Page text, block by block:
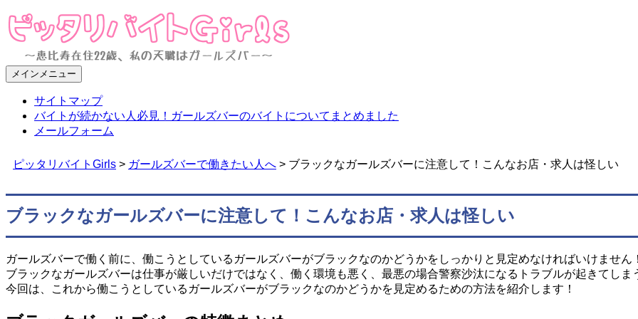
ピッタリバイトGirls
～恵比寿在住22歳、私の天職はガールズバー～
メインメニュー
サイトマップ
バイトが続かない人必見！ガールズバーのバイトについてまとめました
メールフォーム
ピッタリバイトGirls > ガールズバーで働きたい人へ > ブラックなガールズバーに注意して！こんなお店・求人は怪しい
ブラックなガールズバーに注意して！こんなお店・求人は怪しい
ガールズバーで働く前に、働こうとしているガールズバーがブラックなのかどうかをしっかりと見定めなければいけません！
ブラックなガールズバーは仕事が厳しいだけではなく、働く環境も悪く、最悪の場合警察沙汰になるトラブルが起きてしま
今回は、これから働こうとしているガールズバーがブラックなのかどうかを見定めるための方法を紹介します！